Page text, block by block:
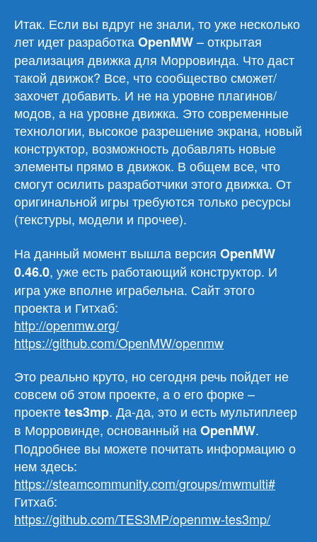
Итак. Если вы вдруг не знали, то уже несколько
лет идет разработкаOpenMW– открытая
реализация движка для Морровинда. Что даст
такой движок? Все, что сообщество сможет/
захочет добавить. И не на уровне плагинов/
модов, а на уровне движка. Это современные
технологии, высокое разрешение экрана, новый
конструктор, возможность добавлять новые
элементы прямо в движок. В общем все, что
смогут осилить разработчики этого движка. От
оригинальной игры требуются только ресурсы
(текстуры, модели и прочее).
На данный момент вышла версия OpenMW
0.46.0, уже есть работающий конструктор. И
игра уже вполне играбельна. Сайт этого
проекта и Гитхаб:
http://openmw.org/
https://github.com/OpenMW/openmw
Это реально круто, но сегодня речь пойдет не
совсем об этом проекте, а о его форке –
проектеtes3mp. Да-да, это и есть мультиплеер
в Морровинде, основанный наOpenMW.
Подробнее вы можете почитать информацию о
нем здесь:
https://steamcommunity.com/groups/mwmulti#
Гитхаб:
https://github.com/TES3MP/openmw-tes3mp/